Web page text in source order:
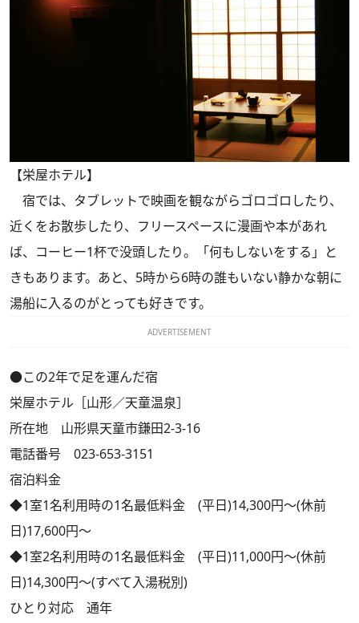
【栄屋ホテル】
宿では、タブレットで映画を観ながらゴロゴロしたり、
近くをお散歩したり、フリースペースに漫画や本があれ
ば、コーヒー1杯で没頭したり。「何もしないをする」と
きもあります。あと、5時から6時の誰もいない静かな朝に
湯船に入るのがとっても好きです。
ADVERTISEMENT
●この2年で足を運んだ宿
栄屋ホテル［山形／天童温泉］
所在地 山形県天童市鎌田2-3-16
電話番号 023-653-3151
宿泊料金
◆1室1名利用時の1名最低料金 (平日)14,300円～(休前
日)17,600円～
◆1室2名利用時の1名最低料金 (平日)11,000円～(休前
日)14,300円～(すべて入湯税別)
ひとり対応 通年